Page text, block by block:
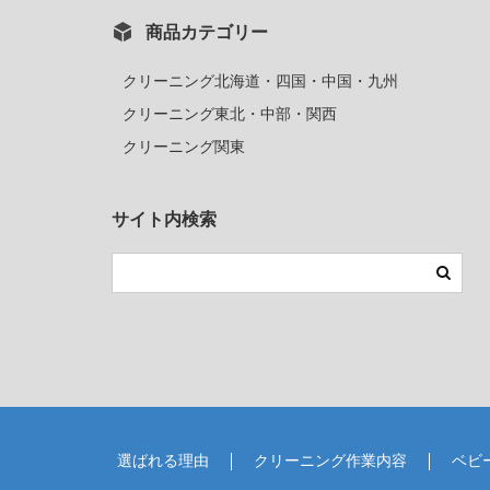
商品カテゴリー
クリーニング北海道・四国・中国・九州
クリーニング東北・中部・関西
クリーニング関東
サイト内検索
選ばれる理由 クリーニング作業内容 ベビ